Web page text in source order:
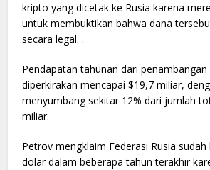
kripto yang dicetak ke Rusia karena
untuk membuktikan bahwa dana
secara legal. .
Pendapatan tahunan dari
diperkirakan mencapai $19,7 miliar,
menyumbang sekitar 12% dari jumlah
miliar.
Petrov mengklaim Federasi Rusia
dolar dalam beberapa tahun terakhir